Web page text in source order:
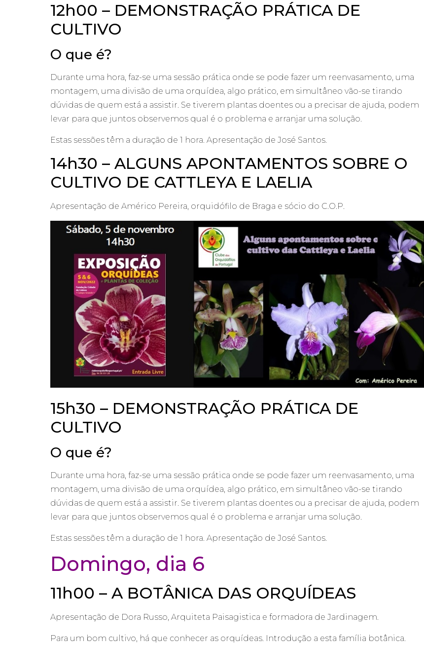
12h00 – DEMONSTRAÇÃO PRÁTICA DE
CULTIVO
O que é?
Durante uma hora, faz-se uma sessão prática onde se pode fazer um reenvasamento, uma
montagem, uma divisão de uma orquídea, algo prático, em simultâneo vão-se tirando
dúvidas de quem está a assistir. Se tiverem plantas doentes ou a precisar de ajuda, podem
levar para que juntos observemos qual é o problema e arranjar uma solução.
Estas sessões têm a duração de 1 hora. Apresentação de José Santos.
14h30 – ALGUNS APONTAMENTOS SOBRE O
CULTIVO DE CATTLEYA E LAELIA
Apresentação de Américo Pereira, orquidófilo de Braga e sócio do C.O.P.
15h30 – DEMONSTRAÇÃO PRÁTICA DE
CULTIVO
O que é?
Durante uma hora, faz-se uma sessão prática onde se pode fazer um reenvasamento, uma
montagem, uma divisão de uma orquídea, algo prático, em simultâneo vão-se tirando
dúvidas de quem está a assistir. Se tiverem plantas doentes ou a precisar de ajuda, podem
levar para que juntos observemos qual é o problema e arranjar uma solução.
Estas sessões têm a duração de 1 hora. Apresentação de José Santos.
Domingo, dia 6
11h00 – A BOTÂNICA DAS ORQUÍDEAS
Apresentação de Dora Russo, Arquiteta Paisagistica e formadora de Jardinagem.
Para um bom cultivo, há que conhecer as orquídeas. Introdução a esta família botânica.